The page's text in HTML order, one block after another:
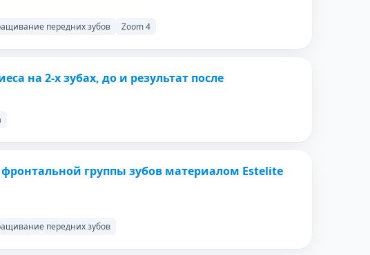
передних зубов Zoom 4
на 2-х зубах, до и результат после
ПОСЛЕ
фронтальной группы зубов материалом Estelite
передних зубов